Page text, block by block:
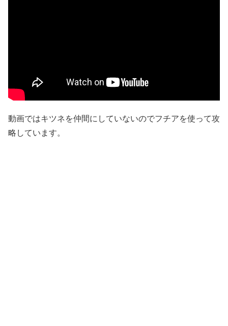
動画ではキツネを仲間にしていないのでフチアを使って攻
略しています。